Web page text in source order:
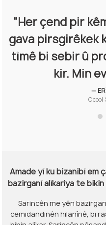
"Nenwell
hilberên xwe
—
"Her çend pir
gava pirsgirêkek
tîmê bi sebir û
kir. Min
—
Ocool
bazirganî alîkariya te
Sarincên me yên
bibin alîkar. Sarincên
bo vexwarinên wekî şîr, ava